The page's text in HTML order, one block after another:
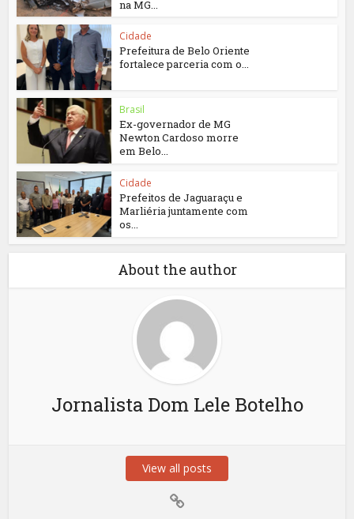
na MG...
Cidade
Prefeitura de Belo Oriente
fortalece parceria com o...
Brasil
Ex-governador de MG
Newton Cardoso morre
em Belo...
Cidade
Prefeitos de Jaguaraçu e
Marliéria juntamente com
os...
About the author
Jornalista Dom Lele Botelho
View all posts